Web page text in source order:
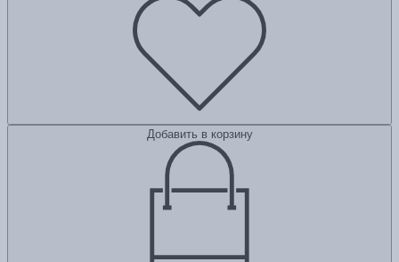
Добавить в корзину